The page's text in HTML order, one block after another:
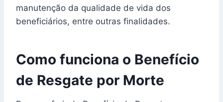
manutenção da qualidade de vida dos
beneficiários, entre outras finalidades.
Como funciona o Benefício
de Resgate por Morte